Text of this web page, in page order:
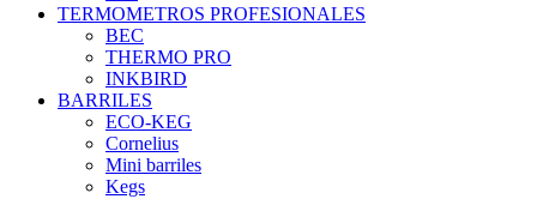
TERMOMETROS PROFESIONALES
BEC
THERMO PRO
INKBIRD
BARRILES
ECO-KEG
Cornelius
Mini barriles
Kegs